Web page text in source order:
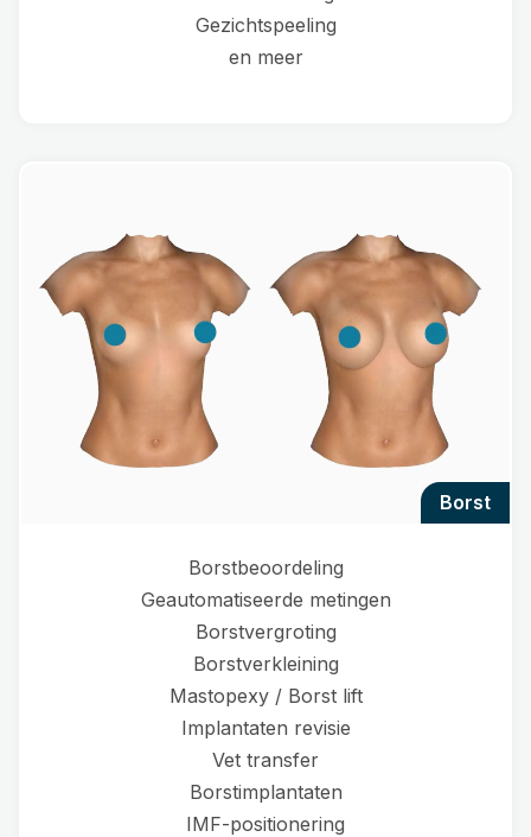
Gezichtspeeling
en meer
borst
Borstbeoordeling
Geautomatiseerde metingen
Borstvergroting
Borstverkleining
Mastopexy / Borst lift
Implantaten revisie
Vet transfer
Borstimplantaten
IMF-positionering